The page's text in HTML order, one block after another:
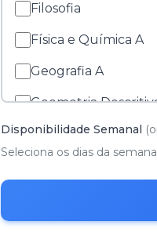
Filosofia
Física e Química A
Geografia A
Geometria
História A
M.A.C.S.
Disponibilidade Semanal
Seleciona os dias da